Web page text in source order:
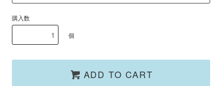
購入数
個
ADD TO CART